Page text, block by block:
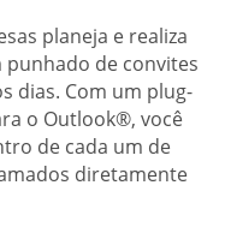
planeja e realiza
punhado de convites
dias. Com um plug-
o Outlook®, você
de cada um de
diretamente